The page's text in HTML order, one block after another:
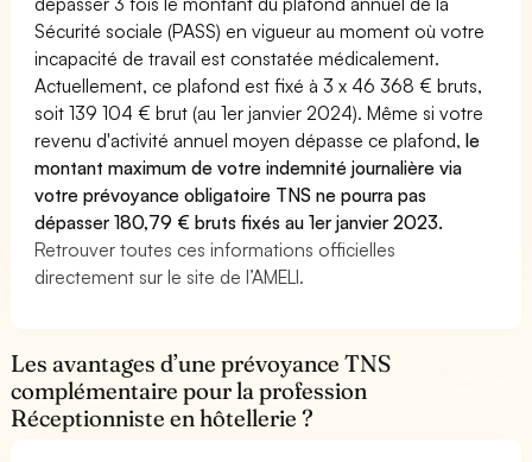
Sécurité sociale (PASS) en vigueur au moment où votre
incapacité de travail est constatée médicalement.
Actuellement, ce plafond est fixé à 3 x 46 368 € bruts,
soit 139 104 € brut (au 1er janvier 2024). Même si votre
revenu d'activité annuel moyen dépasse ce plafond,le
montant maximum de votre indemnité journalière via
votre prévoyance obligatoire TNS ne pourra pas
dépasser 180,79 € bruts fixés au 1er janvier 2023.
Retrouver toutes ces informations officielles
directement sur le site de l’AMELI.
Les avantages d’une prévoyance TNS
complémentaire pour la profession
Réceptionniste en hôtellerie ?